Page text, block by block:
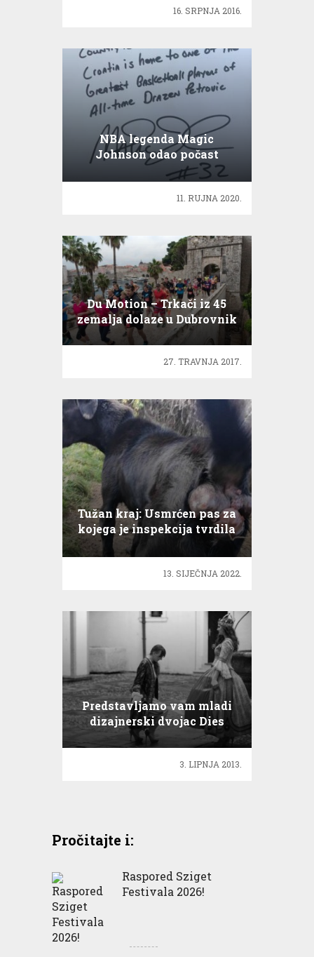
16. SRPNJA 2016.
NBA legenda Magic
Johnson odao počast
Draženu Petroviću
11. RUJNA 2020.
Du Motion – Trkači iz 45
zemalja dolaze u Dubrovnik
27. TRAVNJA 2017.
Tužan kraj: Usmrćen pas za
kojega je inspekcija tvrdila
da ga tumor ne boli
13. SIJEČNJA 2022.
Predstavljamo vam mladi
dizajnerski dvojac Dies
Gaudii!
3. LIPNJA 2013.
Pročitajte i:
Raspored Sziget
Festivala 2026!